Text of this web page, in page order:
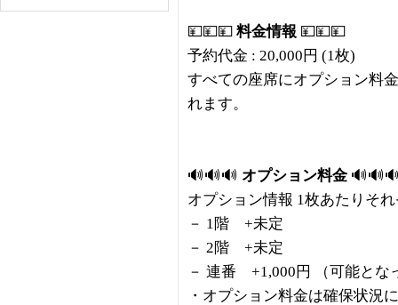
💴💴💴 料金情報 💴💴💴
予約代金 : 20,000円 (1枚)
すべての座席にオプション料
れます。
🔊🔊🔊 オプション料金
オプション情報 1枚あたりそ
－ 1階 +未定
－ 2階 +未定
－ 連番 +1,000円 （可能とな
・オプション料金は確保状況